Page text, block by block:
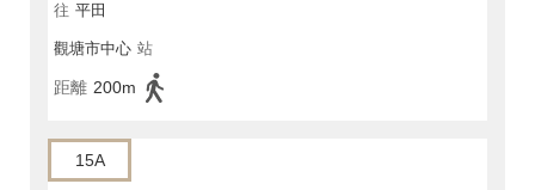
往 平田
觀塘市中心 站
距離 200m
15A